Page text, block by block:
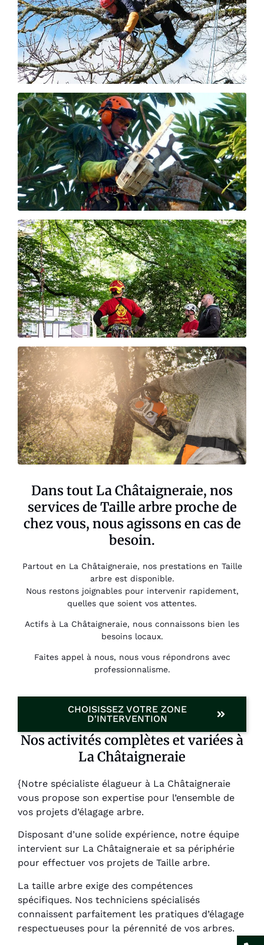
Dans tout La Châtaigneraie, nos
services de Taille arbre proche de
chez vous, nous agissons en cas de
besoin.
Partout en La Châtaigneraie, nos prestations en Taille
arbre est disponible.
Nous restons joignables pour intervenir rapidement,
quelles que soient vos attentes.
Actifs à La Châtaigneraie, nous connaissons bien les
besoins locaux.
Faites appel à nous, nous vous répondrons avec
professionnalisme.
CHOISISSEZ VOTRE ZONE
D'INTERVENTION
Nos activités complètes et variées à
La Châtaigneraie
{Notre spécialiste élagueur à La Châtaigneraie
vous propose son expertise pour l’ensemble de
vos projets d’élagage arbre.
Disposant d’une solide expérience, notre équipe
intervient sur La Châtaigneraie et sa périphérie
pour effectuer vos projets de Taille arbre.
La taille arbre exige des compétences
spécifiques. Nos techniciens spécialisés
connaissent parfaitement les pratiques d’élagage
respectueuses pour la pérennité de vos arbres.